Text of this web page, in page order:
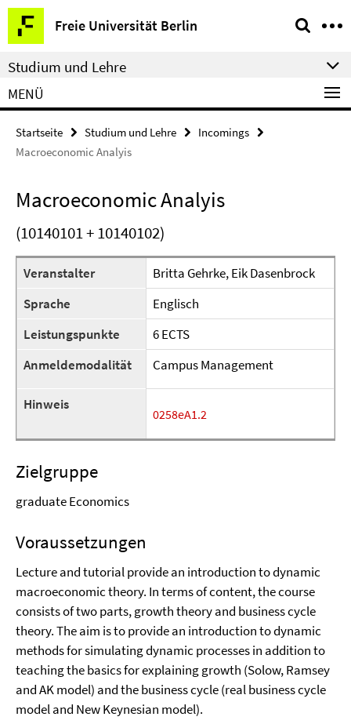
Springe
direkt
zu
Inhalt
Freie Universität Berlin
Service-
Navigation
Studium und Lehre
MENÜ
Startseite Studium und Lehre
Incomings
Macroeconomic Analyis
Macroeconomic Analyis
(10140101 + 10140102)
Veranstalter
Britta Gehrke, Eik Dasenbrock
Sprache
Englisch
Leistungspunkte
6 ECTS
Anmeldemodalität
Campus Management
Hinweis
0258eA1.2
Zielgruppe
graduate Economics
Voraussetzungen
Lecture and tutorial provide an introduction to dynamic
macroeconomic theory. In terms of content, the course
consists of two parts, growth theory and business cycle
theory. The aim is to provide an introduction to dynamic
methods for simulating dynamic processes in addition to
teaching the basics for explaining growth (Solow, Ramsey
and AK model) and the business cycle (real business cycle
model and New Keynesian model).